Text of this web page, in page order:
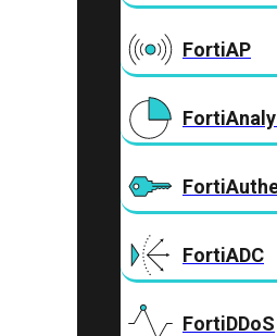
FortiAP
FortiADC
FortiDDoS